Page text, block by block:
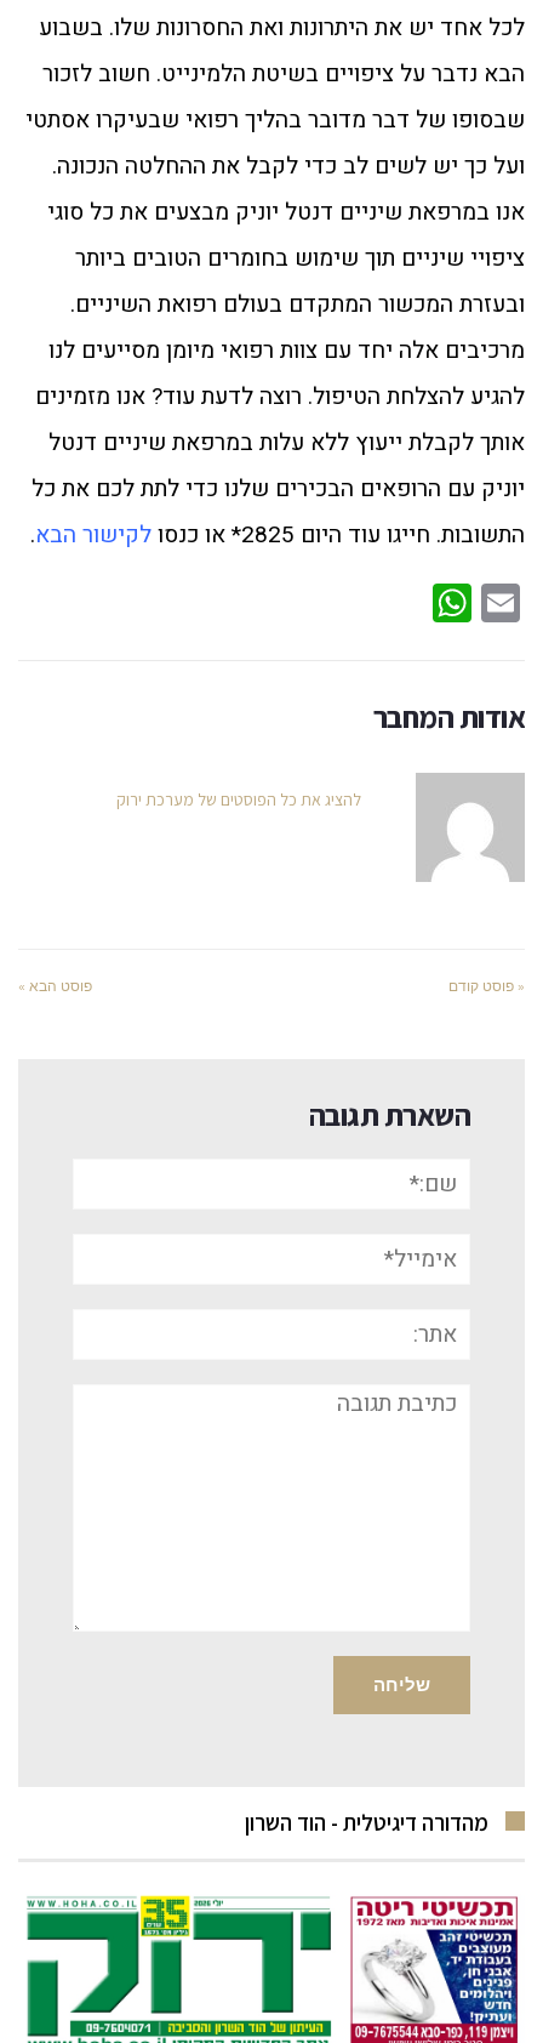
לכל אחד יש את היתרונות ואת החסרונות שלו. בשבוע
הבא נדבר על ציפויים בשיטת הלמינייט. חשוב לזכור
שבסופו של דבר מדובר בהליך רפואי שבעיקרו אסתטי
ועל כך יש לשים לב כדי לקבל את ההחלטה הנכונה.
אנו במרפאת שיניים דנטל יוניק מבצעים את כל סוגי
ציפויי שיניים תוך שימוש בחומרים הטובים ביותר
ובעזרת המכשור המתקדם בעולם רפואת השיניים.
מרכיבים אלה יחד עם צוות רפואי מיומן מסייעים לנו
להגיע להצלחת הטיפול. רוצה לדעת עוד? אנו מזמינים
אותך לקבלת ייעוץ ללא עלות במרפאת שיניים דנטל
יוניק עם הרופאים הבכירים שלנו כדי לתת לכם את כל
התשובות. חייגו עוד היום 2825* או כנסו
לקישור הבא.
Email
אודות המחבר
להציג את כל הפוסטים של מערכת ירוק
« פוסט קודם פוסט הבא »
השארת תגובה
אימייל*
תגובה
מהדורה דיגיטלית - הוד השרון